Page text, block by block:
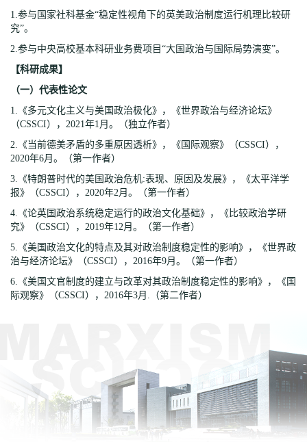
1.参与国家社科基金“稳定性视角下的英美政治制度运行机理比较研
究”。
2.参与中央高校基本科研业务费项目“大国政治与国际局势演变”。
【科研成果】
（一）代表性论文
1.《多元文化主义与美国政治极化》，《世界政治与经济论坛》
（CSSCI），2021年1月。（独立作者）
2.《当前德美矛盾的多重原因透析》，《国际观察》（CSSCI），
2020年6月。（第一作者）
3.《特朗普时代的美国政治危机:表现、原因及发展》，《太平洋学
报》（CSSCI），2020年2月。（第一作者）
4.《论英国政治系统稳定运行的政治文化基础》，《比较政治学研
究》（CSSCI），2019年12月。（第一作者）
5.《美国政治文化的特点及其对政治制度稳定性的影响》，《世界政
治与经济论坛》（CSSCI），2016年9月。（第一作者）
6.《美国文官制度的建立与改革对其政治制度稳定性的影响》，《国
际观察》（CSSCI），2016年3月.（第二作者）